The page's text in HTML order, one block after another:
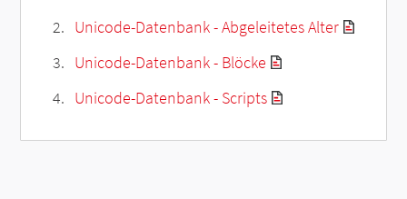
Unicode-Datenbank - Abgeleitetes Alter
Unicode-Datenbank - Blöcke
Unicode-Datenbank - Scripts